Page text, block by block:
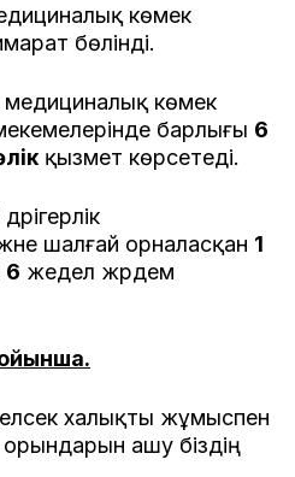
көмек
бөлінді.
көмек
барлығы 6
қызмет көрсетеді.
дәрігерлік
шалғай орналасқан 1
6 жедел жәрдем
халықты жұмыспен
ашу біздің